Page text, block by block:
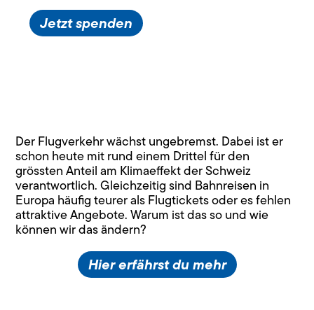
Jetzt spenden
Der Flugverkehr wächst ungebremst. Dabei ist er
schon heute mit rund einem Drittel für den
grössten Anteil am Klimaeffekt der Schweiz
verantwortlich. Gleichzeitig sind Bahnreisen in
Europa häufig teurer als Flugtickets oder es fehlen
attraktive Angebote. Warum ist das so und wie
können wir das ändern?
Hier erfährst du mehr